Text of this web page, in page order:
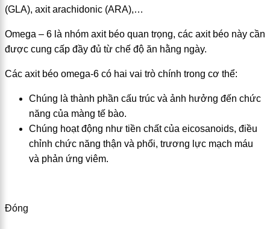
(GLA), axit arachidonic (ARA),…
Omega – 6 là nhóm axit béo quan trọng, các axit béo này cần
được cung cấp đầy đủ từ chế độ ăn hằng ngày.
Các axit béo omega-6 có hai vai trò chính trong cơ thể:
Chúng là thành phần cấu trúc và ảnh hưởng đến chức
năng của màng tế bào.
Chúng hoạt động như tiền chất của eicosanoids, điều
chỉnh chức năng thận và phổi, trương lực mạch máu
và phản ứng viêm.
Đóng